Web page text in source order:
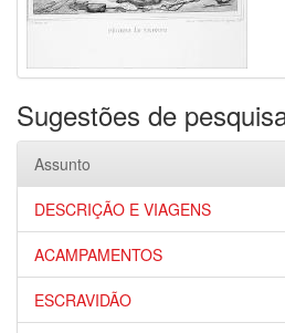
Sugestões de
Assunto
DESCRIÇÃO E VIAGENS
ACAMPAMENTOS
ESCRAVIDÃO